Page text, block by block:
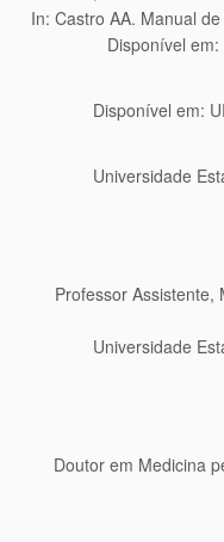
In: Castro AA. Manual
Disponível
Disponível em:
Universidade
Professor Assistente,
Universidade
Doutor em Medicina